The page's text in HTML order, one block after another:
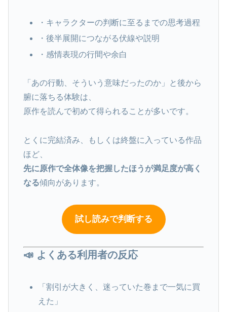
・キャラクターの判断に至るまでの思考過程
・後半展開につながる伏線や説明
・感情表現の行間や余白
「あの行動、そういう意味だったのか」と後から
腑に落ちる体験は、
原作を読んで初めて得られることが多いです。
とくに完結済み、もしくは終盤に入っている作品
ほど、
先に原作で全体像を把握したほうが満足度が高く
なる傾向があります。
試し読みで判断する
📣 よくある利用者の反応
「割引が大きく、迷っていた巻まで一気に買
えた」